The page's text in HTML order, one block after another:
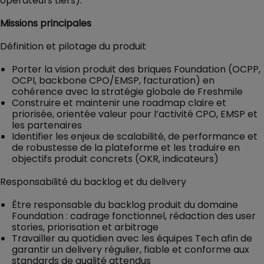
Missions principales
Définition et pilotage du produit
Porter la vision produit des briques Foundation (OCPP,
OCPI, backbone CPO/EMSP, facturation) en
cohérence avec la stratégie globale de Freshmile
Construire et maintenir une roadmap claire et
priorisée, orientée valeur pour l’activité CPO, EMSP et
les partenaires
Identifier les enjeux de scalabilité, de performance et
de robustesse de la plateforme et les traduire en
objectifs produit concrets (OKR, indicateurs)
Responsabilité du backlog et du delivery
Être responsable du backlog produit du domaine
Foundation : cadrage fonctionnel, rédaction des user
stories, priorisation et arbitrage
Travailler au quotidien avec les équipes Tech afin de
garantir un delivery régulier, fiable et conforme aux
standards de qualité attendus